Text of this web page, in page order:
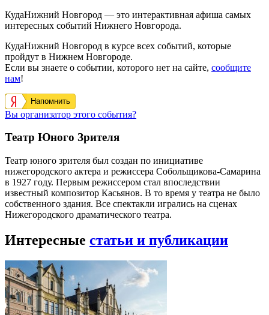
КудаНижний Новгород — это интерактивная афиша самых
интересных событий Нижнего Новгорода.
КудаНижний Новгород в курсе всех событий, которые
пройдут в Нижнем Новгороде.
Если вы знаете о событии, которого нет на сайте, сообщите
нам!
Напомнить
Вы организатор этого события?
Театр Юного Зрителя
Театр юного зрителя был создан по инициативе
нижегородского актера и режиссера Собольщикова-Самарина
в 1927 году. Первым режиссером стал впоследствии
известный композитор Касьянов. В то время у театра не было
собственного здания. Все спектакли игрались на сценах
Нижегородского драматического театра.
Интересные статьи и публикации